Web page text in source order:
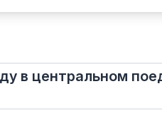
в центральном